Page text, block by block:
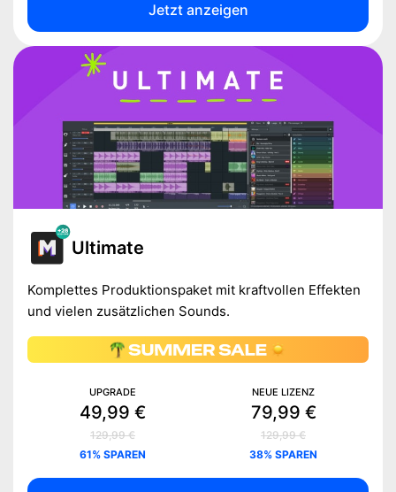
Jetzt anzeigen
Ultimate
Komplettes Produktionspaket mit kraftvollen Effekten
und vielen zusätzlichen Sounds.
UPGRADE
49,99 €
129,99 €
61% SPAREN
NEUE LIZENZ
79,99 €
129,99 €
38% SPAREN